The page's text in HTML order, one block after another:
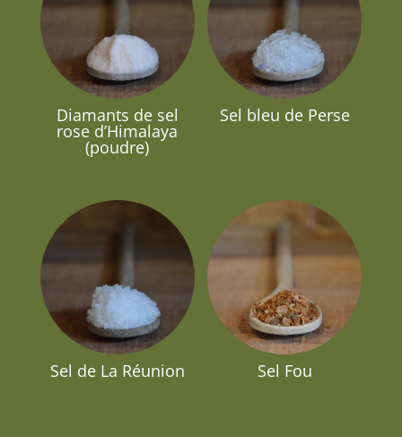
Diamants de sel
rose d’Himalaya
(poudre)
Sel bleu de Perse
Sel de La Réunion Sel Fou